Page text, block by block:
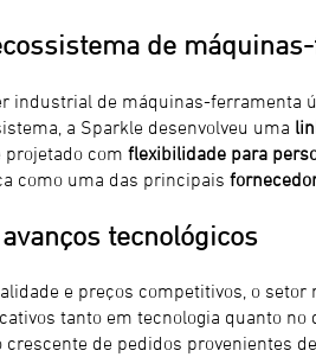
de
industrial de máquinas-ferramenta
a Sparkle desenvolveu uma
projetado com flexibilidade para
como uma das principais
tecnológicos
e preços competitivos, o
tanto em tecnologia quanto
crescente de pedidos provenientes